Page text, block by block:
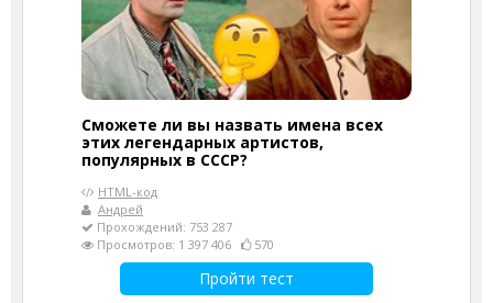
Сможете ли вы назвать имена всех
этих легендарных артистов,
популярных в СССР?
HTML-код
Андрей
Прохождений: 753 287
Просмотров: 1 397 406
570
Пройти тест